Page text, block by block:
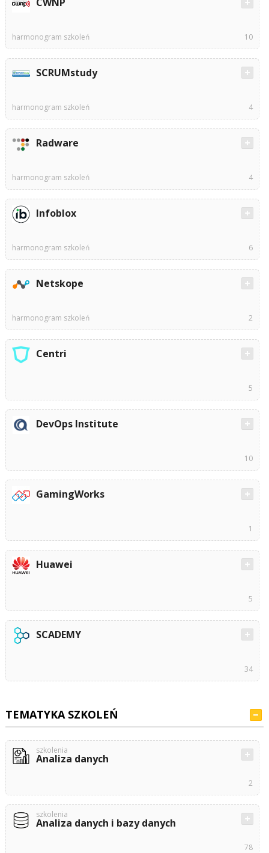
harmonogram szkoleń 10
SCRUMstudy
harmonogram szkoleń 4
Radware
harmonogram szkoleń 4
Infoblox
harmonogram szkoleń 6
Netskope
harmonogram szkoleń 2
Centri
5
DevOps Institute
10
GamingWorks
1
Huawei
5
SCADEMY
34
TEMATYKA SZKOLEŃ
szkolenia
Analiza danych
2
szkolenia
Analiza danych i bazy danych
78